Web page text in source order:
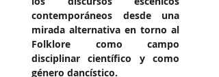
contemporáneos desde una
mirada alternativa en torno al
Folklore como campo
disciplinar científico y como
género dancístico.